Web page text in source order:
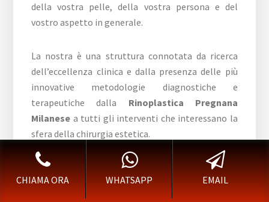
della vostra pelle, della vostra persona e del
vostro aspetto in generale.
La nostra è una struttura connotata da ricerca
dell’eccellenza clinica e dalla presenza delle più
innovative metodologie diagnostiche e
terapeutiche dalla Rinoplastica Pregnana
Milanese a tutti gli interventi che interessano la
sfera della chirurgia estetica.
Specialisti di alto profilo, che operano con
apparecchiature di alta tecnologia e di ultima
generazione, sono in grado di dare la risposta più
CHIAMA ORA WHATSAPP EMAIL